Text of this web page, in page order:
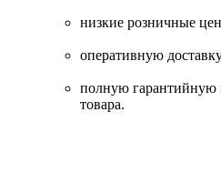
низкие розничные
оперативную
полную гарантийную
товара.